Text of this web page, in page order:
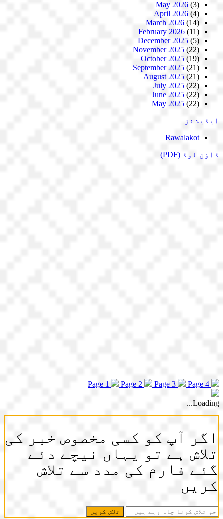
May 2026 (3)
April 2026 (4)
March 2026 (14)
February 2026 (11)
December 2025 (5)
November 2025 (22)
October 2025 (19)
September 2025 (21)
August 2025 (21)
July 2025 (22)
June 2025 (22)
May 2025 (22)
ایڈیشنز
Rawalakot
ڈاؤن لوڈ (PDF)
Page 1 Page 2 Page 3 Page 4
Loading...
اگر آپ کو کسی مخصوص خبر کی
تلاش ہے تو یہاں نیچے دئے
گئے فارم کی مدد سے تلاش
کریں